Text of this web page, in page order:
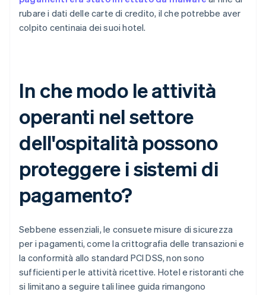
rubare i dati delle carte di credito, il che potrebbe aver
colpito centinaia dei suoi hotel.
In che modo le attività
operanti nel settore
dell'ospitalità possono
proteggere i sistemi di
pagamento?
Sebbene essenziali, le consuete misure di sicurezza
per i pagamenti, come la crittografia delle transazioni e
la conformità allo standard PCI DSS, non sono
sufficienti per le attività ricettive. Hotel e ristoranti che
si limitano a seguire tali linee guida rimangono